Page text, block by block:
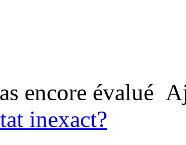
encore évalué
inexact?